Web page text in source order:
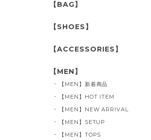
【BAG】
【SHOES】
【ACCESSORIES】
【MEN】
【MEN】新着商品
【MEN】HOT ITEM
【MEN】NEW ARRIVAL
【MEN】SETUP
【MEN】TOPS